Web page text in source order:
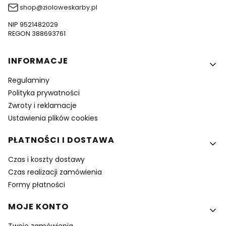
shop@zioloweskarby.pl
NIP 9521482029
REGON 388693761
Linki w stopce
INFORMACJE
Regulaminy
Polityka prywatności
Zwroty i reklamacje
Ustawienia plików cookies
PŁATNOŚCI I DOSTAWA
Czas i koszty dostawy
Czas realizacji zamówienia
Formy płatności
MOJE KONTO